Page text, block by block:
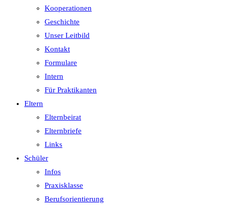
Kooperationen
Geschichte
Unser Leitbild
Kontakt
Formulare
Intern
Für Praktikanten
Eltern
Elternbeirat
Elternbriefe
Links
Schüler
Infos
Praxisklasse
Berufsorientierung